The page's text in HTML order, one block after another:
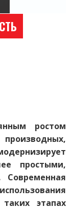
ростом
простыми,
этапах